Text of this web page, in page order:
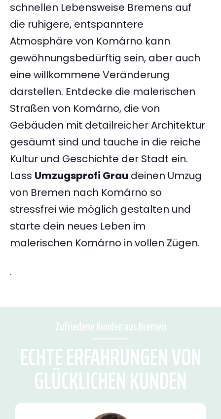
schnellen Lebensweise Bremens auf
die ruhigere, entspanntere
Atmosphäre von Komárno kann
gewöhnungsbedürftig sein, aber auch
eine willkommene Veränderung
darstellen. Entdecke die malerischen
Straßen von Komárno, die von
Gebäuden mit detailreicher Architektur
gesäumt sind und tauche in die reiche
Kultur und Geschichte der Stadt ein.
Lass Umzugsprofi Grau deinen Umzug
von Bremen nach Komárno so
stressfrei wie möglich gestalten und
starte dein neues Leben im
malerischen Komárno in vollen Zügen.
.
Zufriedene Kunden aus Bremen
ECHTE ERFAHRUNGEN VON
GLÜCKLICHEN KUNDEN